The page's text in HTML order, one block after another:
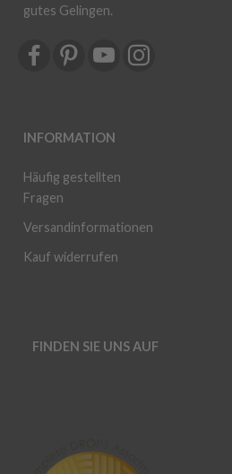
gutes Gelingen.
INFORMATION
Häufig gestellten
Fragen
Versandinformationen
Kauf widerrufen
FINDEN SIE UNS AUF